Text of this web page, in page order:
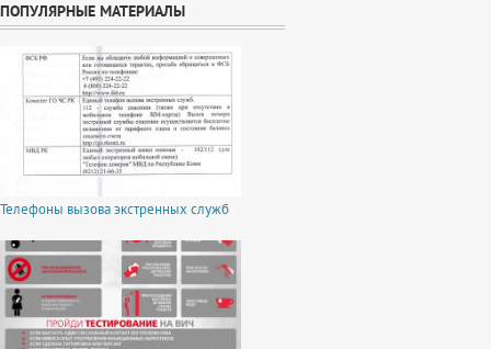
ПОПУЛЯРНЫЕ МАТЕРИАЛЫ
Телефоны вызова экстренных служб